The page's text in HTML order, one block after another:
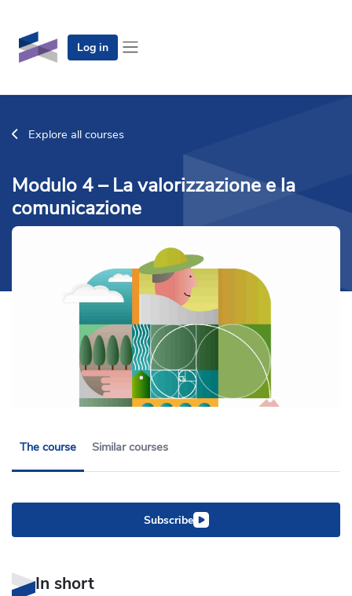
Log in
Explore all courses
Modulo 4 – La valorizzazione e la
comunicazione
The course Similar courses
Subscribe
In short